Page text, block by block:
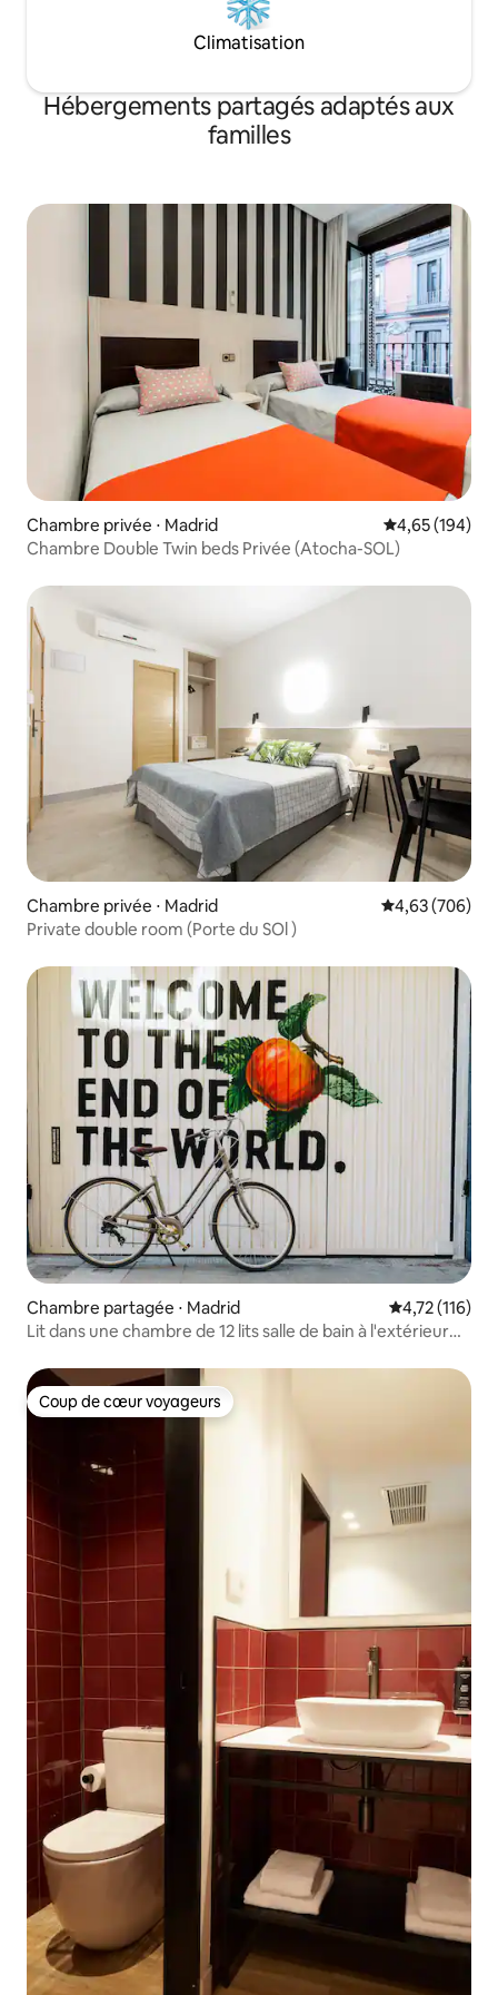
Climatisation
Hébergements partagés adaptés aux
familles
Chambre privée ⋅ Madrid Évaluation
4,65 (194)
Chambre Double Twin beds Privée (Atocha-SOL)
Chambre privée ⋅ Madrid Évaluation
4,63 (706)
Private double room (Porte du SOl )
Chambre partagée ⋅ Madrid Évaluation
4,72 (116)
Lit dans une chambre de 12 lits salle de bain à l'extérieur
Coup de cœur voyageurs
Coup de cœur voyageurs